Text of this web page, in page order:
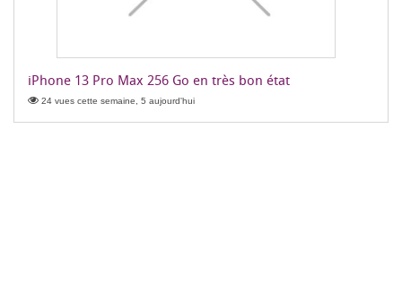
iPhone 13 Pro Max 256 Go en très bon état
24 vues cette semaine, 5 aujourd'hui